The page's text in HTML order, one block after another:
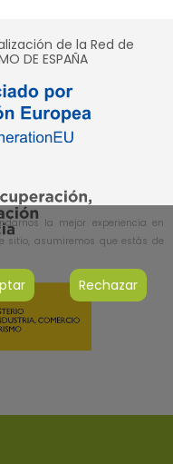
de la Red de
DE ESPAÑA
la mejor experiencia en
sitio, asumiremos que estás de
Rechazar